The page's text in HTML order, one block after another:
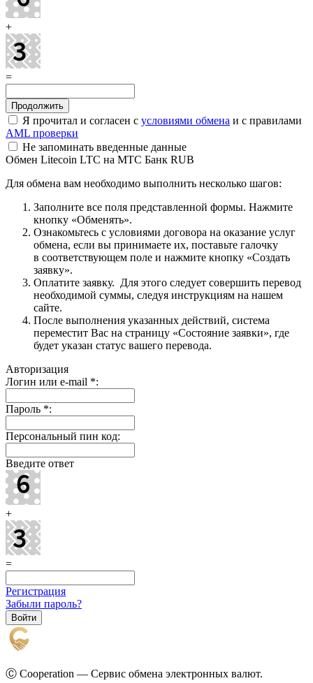
+
=
Я прочитал и согласен с условиями обмена и с правилами
AML проверки
Не запоминать введенные данные
Обмен Litecoin LTC на МТС Банк RUB
Для обмена вам необходимо выполнить несколько шагов:
Заполните все поля представленной формы. Нажмите
кнопку «Обменять».
Ознакомьтесь с условиями договора на оказание услуг
обмена, если вы принимаете их, поставьте галочку
в соответствующем поле и нажмите кнопку «Создать
заявку».
Оплатите заявку. Для этого следует совершить перевод
необходимой суммы, следуя инструкциям на нашем
сайте.
После выполнения указанных действий, система
переместит Вас на страницу «Состояние заявки», где
будет указан статус вашего перевода.
Авторизация
Логин или e-mail *:
Пароль *:
Персональный пин код:
Введите ответ
+
=
Регистрация
Забыли пароль?
Ⓒ Cooperation — Сервис обмена электронных валют.